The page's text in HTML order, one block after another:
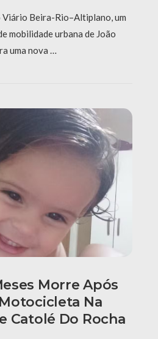
Viário Beira-Rio–Altiplano, um
mobilidade urbana de João
uma nova …
Morre Após
Na
Catolé Do Rocha